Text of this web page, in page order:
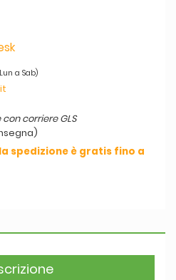
a Sab)
corriere GLS
spedizione è gratis fino a